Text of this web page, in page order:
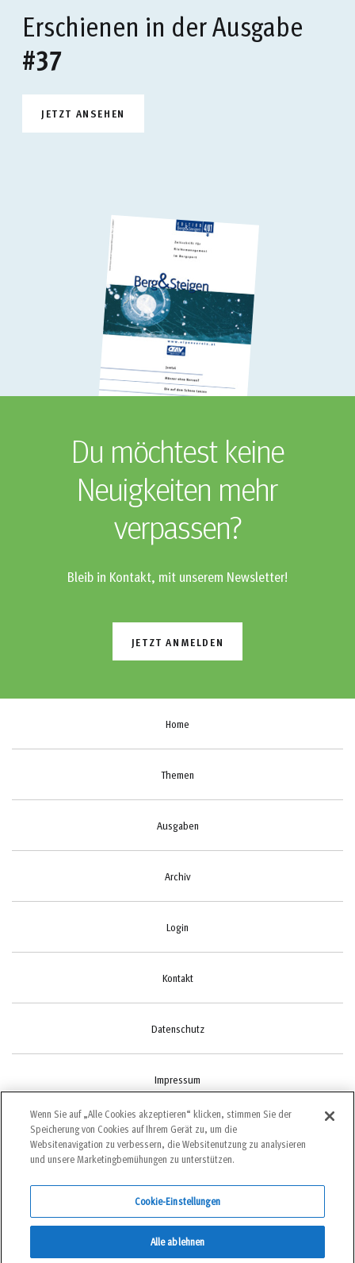
Erschienen in der Ausgabe
#37
JETZT ANSEHEN
Du möchtest keine
Neuigkeiten mehr
verpassen?
Bleib in Kontakt, mit unserem Newsletter!
JETZT ANMELDEN
Home
Themen
Ausgaben
Archiv
Login
Kontakt
Datenschutz
Impressum
Cookie-Einstellungen
©2022 bergundsteigen
Wenn Sie auf „Alle Cookies akzeptieren“ klicken, stimmen Sie der
Speicherung von Cookies auf Ihrem Gerät zu, um die
Websitenavigation zu verbessern, die Websitenutzung zu analysieren
und unsere Marketingbemühungen zu unterstützen.
Cookie-Einstellungen
Alle ablehnen